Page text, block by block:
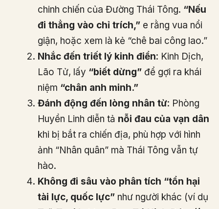
chinh chiến của Đường Thái Tông. “Nếu
đi thẳng vào chỉ trích,” e rằng vua nổi
giận, hoặc xem là kẻ “chê bai công lao.”
Nhắc đến triết lý kinh điển: Kinh Dịch,
Lão Tử, lấy “biết dừng” để gợi ra khái
niệm “chân anh minh.”
Đánh động đến lòng nhân từ: Phòng
Huyền Linh diễn tả nỗi đau của vạn dân
khi bị bắt ra chiến địa, phù hợp với hình
ảnh “Nhân quân” mà Thái Tông vẫn tự
hào.
Không đi sâu vào phân tích “tổn hại
tài lực, quốc lực” như người khác (ví dụ